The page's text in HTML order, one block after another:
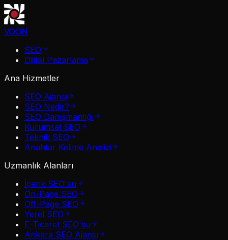
VOON
SEO
Dijital Pazarlama
Ana Hizmetler
SEO Ajansı
SEO Nedir?
SEO Danışmanlığı
Kurumsal SEO
Teknik SEO
Anahtar Kelime Analizi
Uzmanlık Alanları
İçerik SEO'su
On-Page SEO
Off-Page SEO
Yerel SEO
E-Ticaret SEO'su
Ankara SEO Ajansı